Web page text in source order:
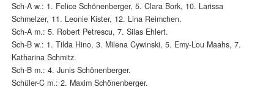
Sch-A w.: 1. Felice Schönenberger, 5. Clara Bork, 10. Larissa
Schmelzer, 11. Leonie Kister, 12. Lina Reimchen.
Sch-A m.: 5. Robert Petrescu, 7. Silas Ehlert.
Sch-B w.: 1. Tilda Hino, 3. Milena Cywinski, 5. Emy-Lou Maahs, 7.
Katharina Schmitz.
Sch-B m.: 4. Junis Schönenberger.
Schüler-C m.: 2. Maxim Schönenberger.